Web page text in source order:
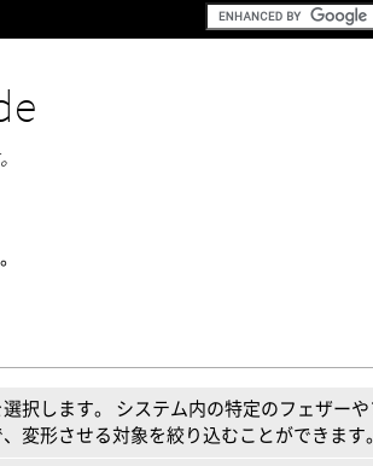
択します。 システム内の特定のフェザーや
変形させる対象を絞り込むことができます。